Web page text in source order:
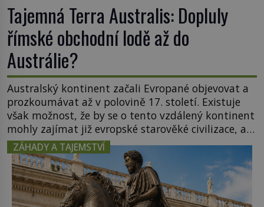
Tajemná Terra Australis: Dopluly
římské obchodní lodě až do
Austrálie?
Australský kontinent začali Evropané objevovat a
prozkoumávat až v polovině 17. století. Existuje
však možnost, že by se o tento vzdálený kontinent
mohly zajímat již evropské starověké civilizace, a
to o 15 století dříve? Již od starověku kartografové
zakreslovali do map záhadný kontinent Terra
Australis – Jižní zemi. Proč? Do jisté míry to byl
smysl pro […]
ZÁHADY A TAJEMSTVÍ